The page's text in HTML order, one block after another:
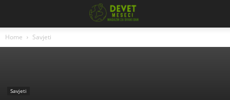
Home Savjeti
Savjeti